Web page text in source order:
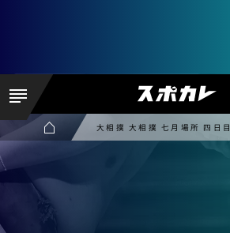
大相撲 大相撲 七月場所 四日